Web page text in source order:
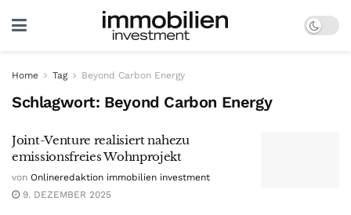
Home Tag Beyond Carbon Energy
Schlagwort: Beyond Carbon Energy
Joint-Venture realisiert nahezu
emissionsfreies Wohnprojekt
von Onlineredaktion immobilien investment
9. DEZEMBER 2025